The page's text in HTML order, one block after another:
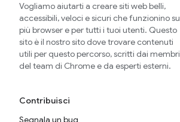
Vogliamo aiutarti a creare siti web belli,
accessibili, veloci e sicuri che funzionino su
più browser e per tutti i tuoi utenti. Questo
sito è il nostro sito dove trovare contenuti
utili per questo percorso, scritti dai membri
del team di Chrome e da esperti esterni.
Contribuisci
Segnala un bug